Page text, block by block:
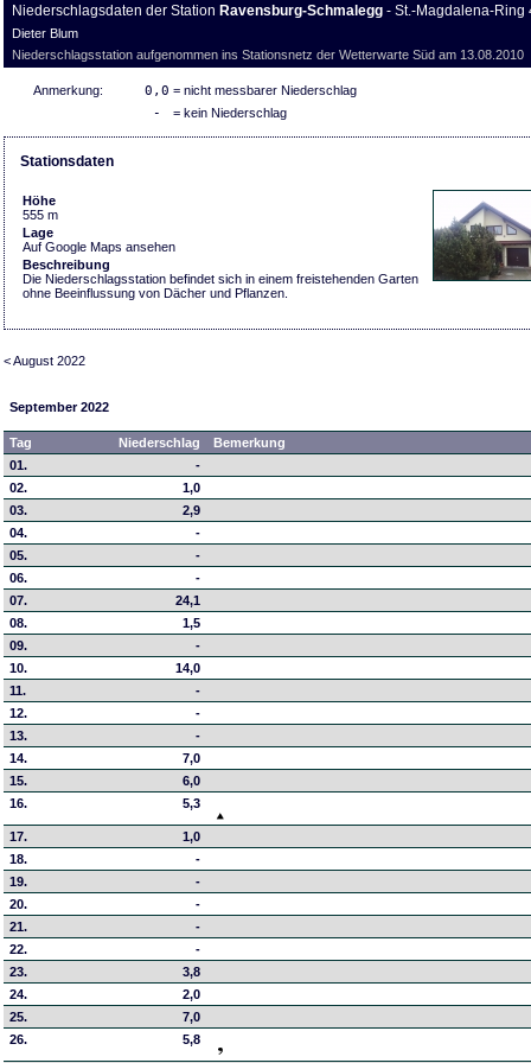
Niederschlagsdaten der Station Ravensburg-Schmalegg - St.-Magdalena-Ring
Dieter Blum
Niederschlagsstation aufgenommen ins Stationsnetz der Wetterwarte Süd am 13.08.2010
Anmerkung: 0,0 = nicht messbarer Niederschlag
- = kein Niederschlag
Stationsdaten
Höhe
555 m
Lage
Auf Google Maps ansehen
Beschreibung
Die Niederschlagsstation befindet sich in einem freistehenden Garten
ohne Beeinflussung von Dächer und Pflanzen.
< August 2022
September 2022
Tag Niederschlag
Bemerkung
01.
-
02.
1,0
03.
2,9
04.
-
05.
-
06.
-
07.
24,1
08.
1,5
09.
-
10.
14,0
11.
-
12.
-
13.
-
14.
7,0
15.
6,0
16.
5,3
17.
1,0
18.
-
19.
-
20.
-
21.
-
22.
-
23.
3,8
24.
2,0
25.
7,0
26.
5,8